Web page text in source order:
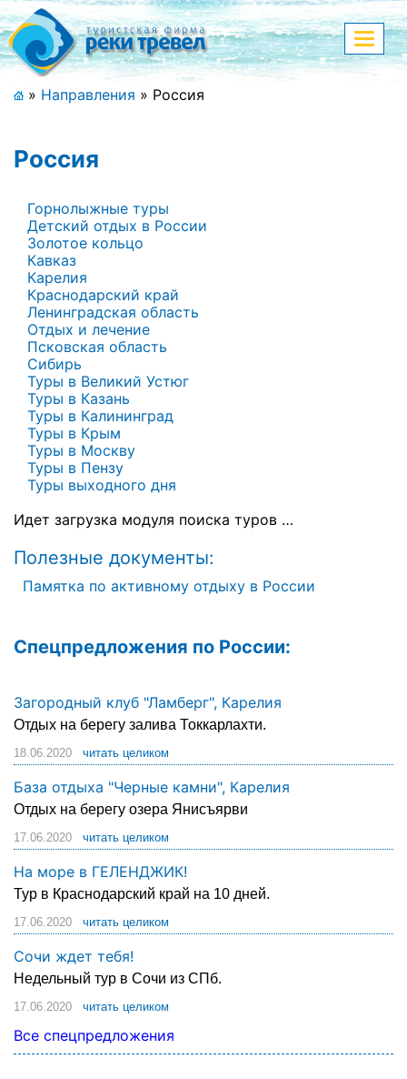
Меню
+7 (911) 182-44-68
Полная версия сайта
Главная
Спецпредложения
Праздничные туры
Страны и направления
Поиск тура
Туры по России
Автобусные туры
Круизы
Туры на пароме
Туристическая страховка
О компании
Отзывы
меню
» Направления » Россия
Россия
Горнолыжные туры
Детский отдых в России
Золотое кольцо
Кавказ
Карелия
Краснодарский край
Ленинградская область
Отдых и лечение
Псковская область
Сибирь
Туры в Великий Устюг
Туры в Казань
Туры в Калининград
Туры в Крым
Туры в Москву
Туры в Пензу
Туры выходного дня
Идет загрузка модуля поиска туров …
Полезные документы:
Памятка по активному отдыху в России
Спецпредложения по России:
Загородный клуб "Ламберг", Карелия
Отдых на берегу залива Токкарлахти.
18.06.2020 читать целиком
База отдыха "Черные камни", Карелия
Отдых на берегу озера Янисъярви
17.06.2020 читать целиком
На море в ГЕЛЕНДЖИК!
Тур в Краснодарский край на 10 дней.
17.06.2020 читать целиком
Сочи ждет тебя!
Недельный тур в Сочи из СПб.
17.06.2020 читать целиком
Все спецпредложения